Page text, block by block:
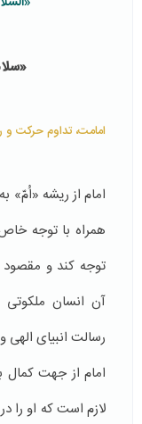
امامت، تداوم حرکت و
امام از ریشه «اُمّ»
همراه با توجه
توجه کند و
آن انسان
رسالت انبیای
امام از جهت
لازم است که او را